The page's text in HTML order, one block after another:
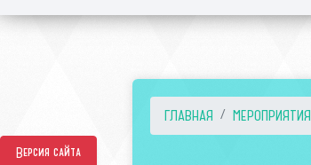
Версия сайта
ГЛАВНАЯ МЕРОПРИЯТИЯ